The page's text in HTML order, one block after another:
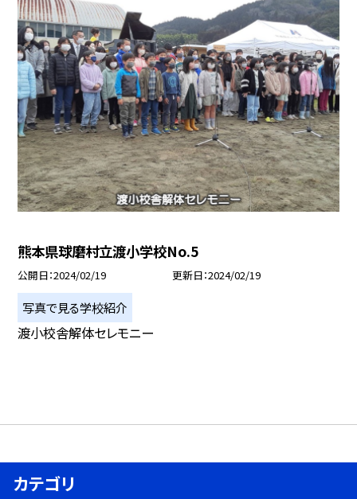
熊本県球磨村立渡小学校No.5
公開日 2024/02/19 更新日 2024/02/19
写真で見る学校紹介
渡小校舎解体セレモニー
カテゴリ